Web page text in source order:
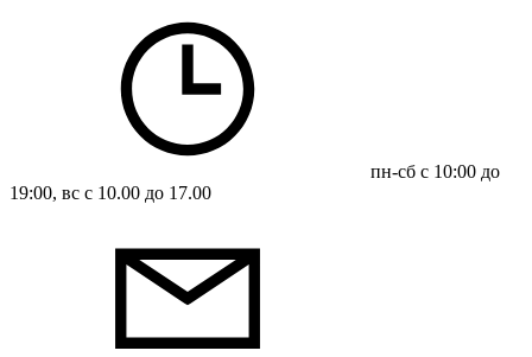
пн-сб с 10:00 до
19:00, вс с 10.00 до 17.00